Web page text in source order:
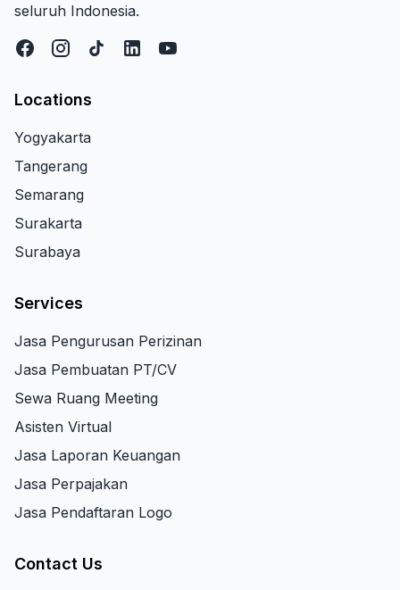
seluruh Indonesia.
Locations
Yogyakarta
Tangerang
Semarang
Surakarta
Surabaya
Services
Jasa Pengurusan Perizinan
Jasa Pembuatan PT/CV
Sewa Ruang Meeting
Asisten Virtual
Jasa Laporan Keuangan
Jasa Perpajakan
Jasa Pendaftaran Logo
Contact Us